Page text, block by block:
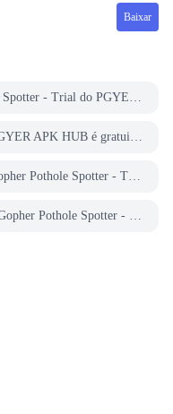
Baixar
Como faço para baixar Gopher Pothole Spotter - Trial do PGYER APK HUB?
O Gopher Pothole Spotter - Trial no PGYER APK HUB é gratuito para baixar?
Eu preciso de uma conta para baixar Gopher Pothole Spotter - Trial do PGYER APK HUB?
Como posso relatar um problema com Gopher Pothole Spotter - Trial no PGYER APK HUB?